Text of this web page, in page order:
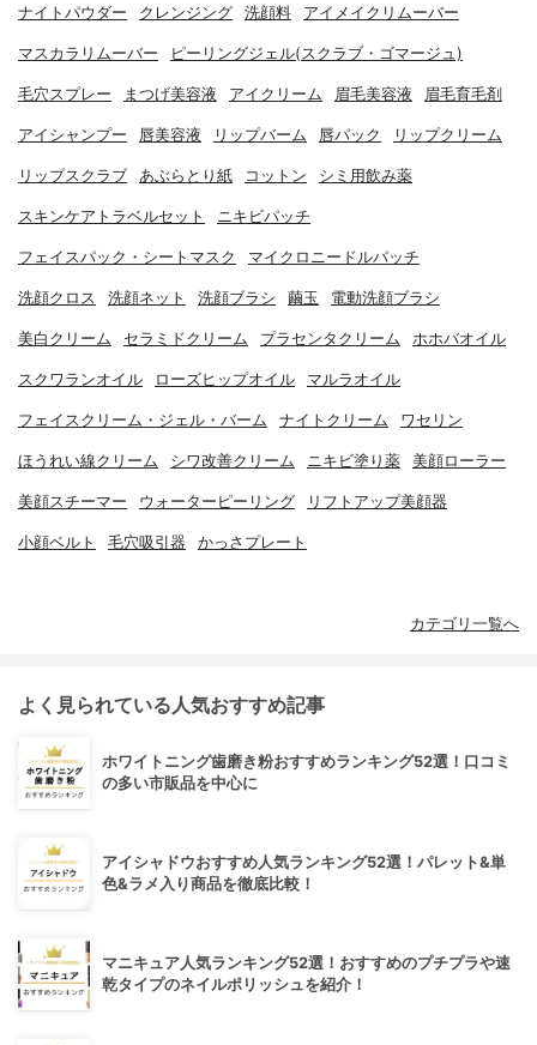
ナイトパウダー クレンジング 洗顔料 アイメイクリムーバー
マスカラリムーバー ピーリングジェル(スクラブ・ゴマージュ)
毛穴スプレー まつげ美容液 アイクリーム 眉毛美容液 眉毛育毛剤
アイシャンプー 唇美容液 リップバーム 唇パック リップクリーム
リップスクラブ あぶらとり紙 コットン シミ用飲み薬
スキンケアトラベルセット ニキビパッチ
フェイスパック・シートマスク マイクロニードルパッチ
洗顔クロス 洗顔ネット 洗顔ブラシ 繭玉 電動洗顔ブラシ
美白クリーム セラミドクリーム プラセンタクリーム ホホバオイル
スクワランオイル ローズヒップオイル マルラオイル
フェイスクリーム・ジェル・バーム ナイトクリーム ワセリン
ほうれい線クリーム シワ改善クリーム ニキビ塗り薬 美顔ローラー
美顔スチーマー ウォーターピーリング リフトアップ美顔器
小顔ベルト 毛穴吸引器 かっさプレート
カテゴリ一覧へ
よく見られている人気おすすめ記事
ホワイトニング歯磨き粉おすすめランキング52選！口コミ
の多い市販品を中心に
アイシャドウおすすめ人気ランキング52選！パレット&単
色&ラメ入り商品を徹底比較！
マニキュア人気ランキング52選！おすすめのプチプラや速
乾タイプのネイルポリッシュを紹介！